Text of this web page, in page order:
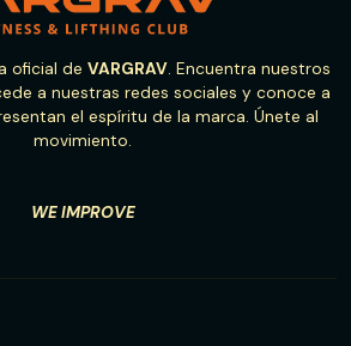
oficial de VARGRAV. Encuentra nuestros
a nuestras redes sociales y conoce a
el espíritu de la marca. Únete al
movimiento.
WE IMPROVE